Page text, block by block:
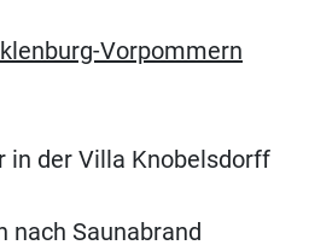
Vorpommern
in der Villa Knobelsdorff
nach Saunabrand